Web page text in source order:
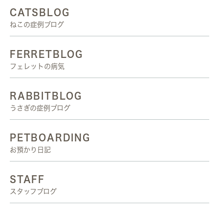
CATSBLOG
ねこの症例ブログ
FERRETBLOG
フェレットの病気
RABBITBLOG
うさぎの症例ブログ
PETBOARDING
お預かり日記
STAFF
スタッフブログ